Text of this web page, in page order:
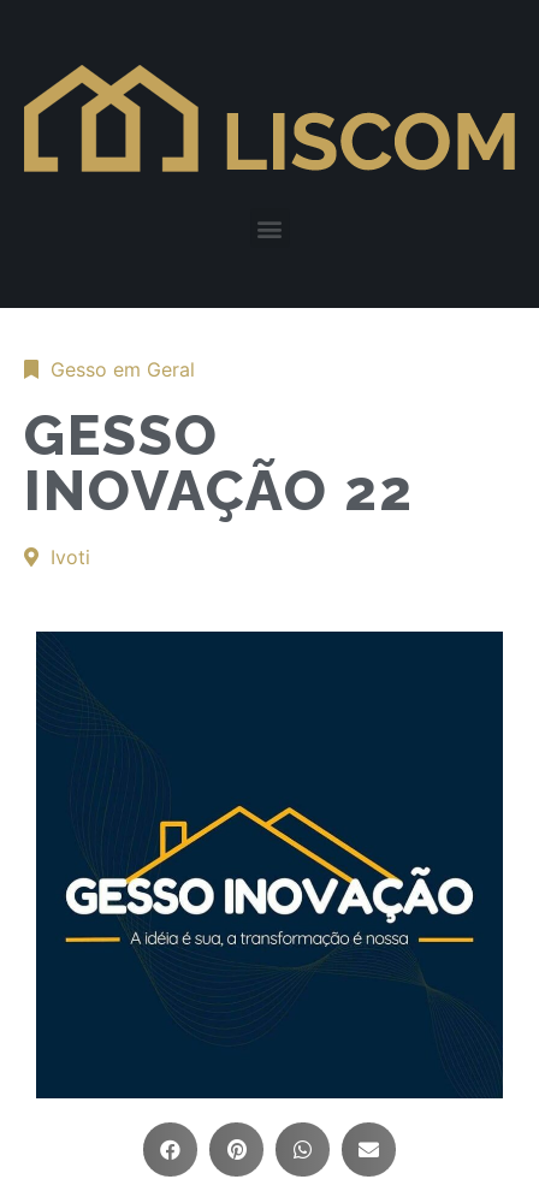
Gesso em Geral
GESSO
INOVAÇÃO 22
Ivoti